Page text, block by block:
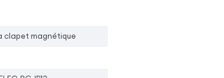
clapet magnétique